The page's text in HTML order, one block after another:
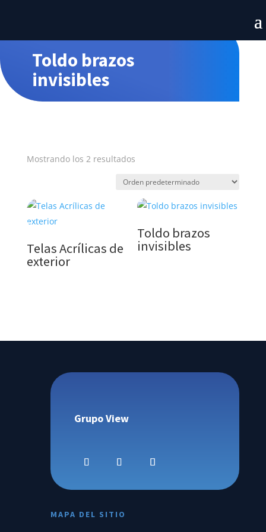
Toldo brazos
invisibles
Mostrando los 2 resultados
Telas Acrílicas de
exterior
Toldo brazos
invisibles
Grupo View
MAPA DEL SITIO